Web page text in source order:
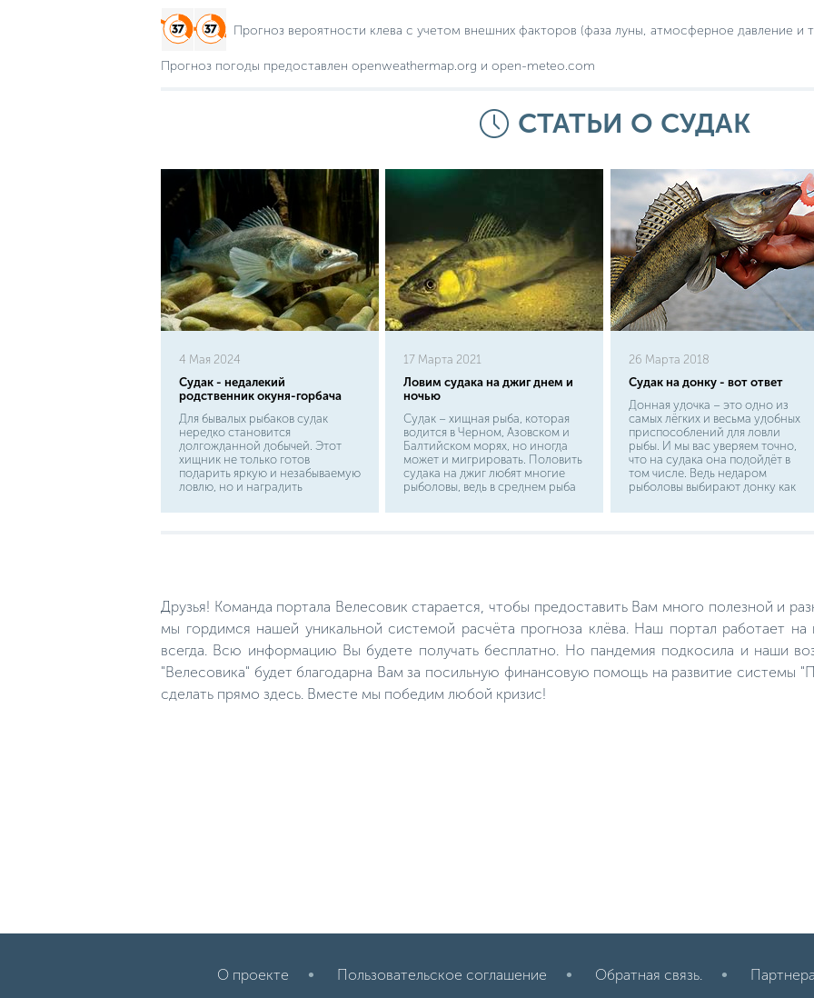
Прогноз вероятности клева с учетом внешних факторов (фаза луны, атмосферное давление и
Прогноз погоды предоставлен openweathermap.org и open-meteo.com
СТАТЬИ О СУДАК
4 Мая 2024
Судак - недалекий
родственник окуня-горбача
Для бывалых рыбаков судак
нередко становится
долгожданной добычей. Этот
хищник не только готов
подарить яркую и незабываемую
ловлю, но и наградить
Отмечено, что судак имеет
является неотъемлемой частью
17 Марта 2021
Ловим судака на джиг днем и
ночью
Судак – хищная рыба, которая
водится в Черном, Азовском и
Балтийском морях, но иногда
может и мигрировать. Половить
судака на джиг любят многие
рыболовы, ведь в среднем рыба
весит примерно 10-15 кг.
26 Марта 2018
Судак на донку - вот ответ
Донная удочка – это одно из
самых лёгких и весьма удобных
приспособлений для ловли
рыбы. И мы вас уверяем точно,
что на судака она подойдёт в
том числе. Ведь недаром
рыболовы выбирают донку как
и надёжных удочек. Хотите тоже
Друзья! Команда портала Велесовик старается, чтобы предоставить Вам много полезной и
мы гордимся нашей уникальной системой расчёта прогноза клёва. Наш портал работает
всегда. Всю информацию Вы будете получать бесплатно. Но пандемия подкосила и наши
"Велесовика" будет благодарна Вам за посильную финансовую помощь на развитие системы
сделать прямо здесь. Вместе мы победим любой кризис!
О проекте Пользовательское соглашение Обратная связь.